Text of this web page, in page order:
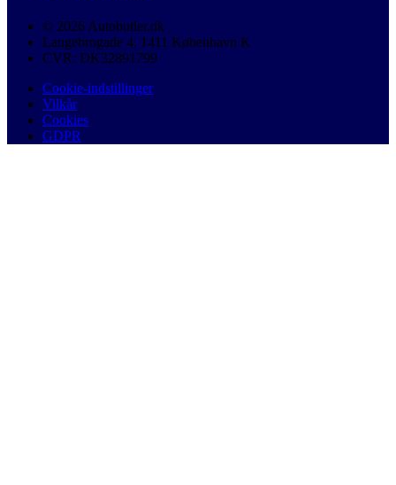
© 2026 Autobutler.dk
Langebrogade 4, 1411 København K
CVR: DK32891799
Cookie-indstillinger
Vilkår
Cookies
GDPR